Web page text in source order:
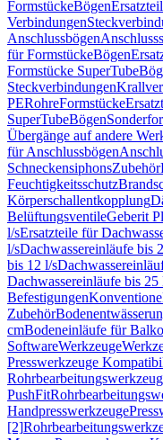
FormstückeBögen
Verbindungen
Anschlussbögen
für FormstückeBögen
Formstücke SuperTube
Steckverbindungen
PERohreFormstücke
SuperTubeBögen
Übergänge auf andere
für Anschlussbögen
SchneckensiphonsZubehör
Feuchtigkeitsschutz
Körperschallentkopplung
BelüftungsventileGeberit
l/sErsatzteile für
l/sDachwassereinläufe bis
bis 12 l/s
Dachwassereinläufe bis 25
Befestigungen
Zubehör
cmBodeneinläufe für
SoftwareWerkzeuge
Presswerkzeuge
PushFit
Handpresswerkzeuge
[2]